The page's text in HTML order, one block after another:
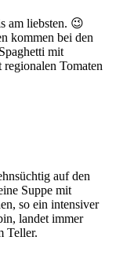
am liebsten. 😉
kommen bei den
mit
Tomaten
auf den
Suppe mit
so ein intensiver
landet immer
Teller.